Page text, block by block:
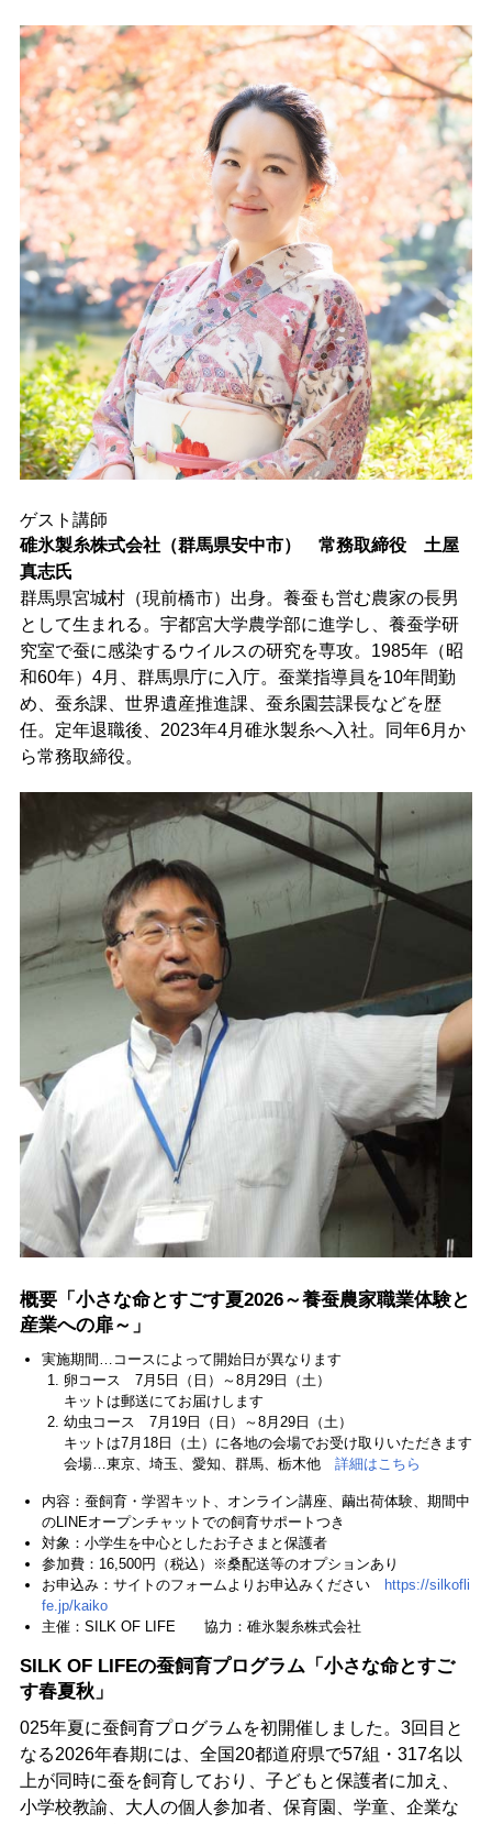
ゲスト講師
碓氷製糸株式会社（群馬県安中市） 常務取締役 土屋
真志氏
群馬県宮城村（現前橋市）出身。養蚕も営む農家の長男
として生まれる。宇都宮大学農学部に進学し、養蚕学研
究室で蚕に感染するウイルスの研究を専攻。1985年（昭
和60年）4月、群馬県庁に入庁。蚕業指導員を10年間勤
め、蚕糸課、世界遺産推進課、蚕糸園芸課長などを歴
任。定年退職後、2023年4月碓氷製糸へ入社。同年6月か
ら常務取締役。
概要「小さな命とすごす夏2026～養蚕農家職業体験と
産業への扉～」
実施期間…コースによって開始日が異なります
卵コース 7月5日（日）～8月29日（土）
キットは郵送にてお届けします
幼虫コース 7月19日（日）～8月29日（土）
キットは7月18日（土）に各地の会場でお受け取りいただきます
会場…東京、埼玉、愛知、群馬、栃木他 詳細はこちら
内容：蚕飼育・学習キット、オンライン講座、繭出荷体験、期間中
のLINEオープンチャットでの飼育サポートつき
対象：小学生を中心としたお子さまと保護者
参加費：16,500円（税込）※桑配送等のオプションあり
お申込み：サイトのフォームよりお申込みください
https://silkofli
fe.jp/kaiko
主催：SILK OF LIFE 協力：碓氷製糸株式会社
SILK OF LIFEの蚕飼育プログラム「小さな命とすご
す春夏秋」
025年夏に蚕飼育プログラムを初開催しました。3回目と
なる2026年春期には、全国20都道府県で57組・317名以
上が同時に蚕を飼育しており、子どもと保護者に加え、
小学校教諭、大人の個人参加者、保育園、学童、企業な